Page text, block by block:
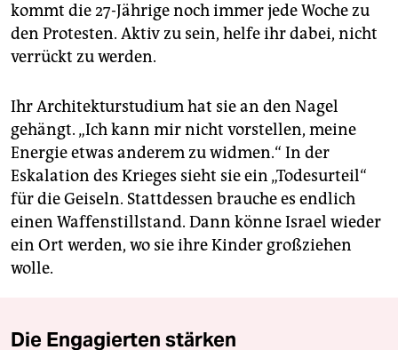
kommt die 27-Jährige noch immer jede Woche zu
den Protesten. Aktiv zu sein, helfe ihr dabei, nicht
verrückt zu werden.
Ihr Architekturstudium hat sie an den Nagel
gehängt. „Ich kann mir nicht vorstellen, meine
Energie etwas anderem zu widmen.“ In der
Eskalation des Krieges sieht sie ein „Todesurteil“
für die Geiseln. Stattdessen brauche es endlich
einen Waffenstillstand. Dann könne Israel wieder
ein Ort werden, wo sie ihre Kinder großziehen
wolle.
Die Engagierten stärken